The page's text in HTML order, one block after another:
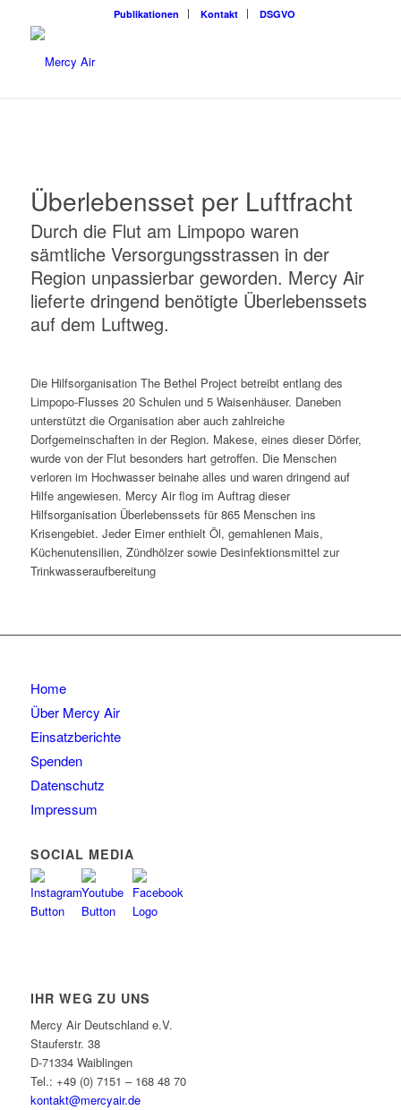
Publikationen Kontakt DSGVO
Überlebensset per Luftfracht
Durch die Flut am Limpopo waren
sämtliche Versorgungsstrassen in der
Region unpassierbar geworden. Mercy Air
lieferte dringend benötigte Überlebenssets
auf dem Luftweg.
Die Hilfsorganisation The Bethel Project betreibt entlang des
Limpopo-Flusses 20 Schulen und 5 Waisenhäuser. Daneben
unterstützt die Organisation aber auch zahlreiche
Dorfgemeinschaften in der Region. Makese, eines dieser Dörfer,
wurde von der Flut besonders hart getroffen. Die Menschen
verloren im Hochwasser beinahe alles und waren dringend auf
Hilfe angewiesen. Mercy Air flog im Auftrag dieser
Hilfsorganisation Überlebenssets für 865 Menschen ins
Krisengebiet. Jeder Eimer enthielt Öl, gemahlenen Mais,
Küchenutensilien, Zündhölzer sowie Desinfektionsmittel zur
Trinkwasseraufbereitung
Home
Über Mercy Air
Einsatzberichte
Spenden
Datenschutz
Impressum
SOCIAL MEDIA
IHR WEG ZU UNS
Mercy Air Deutschland e.V.
Stauferstr. 38
D-71334 Waiblingen
Tel.: +49 (0) 7151 – 168 48 70
kontakt@mercyair.de